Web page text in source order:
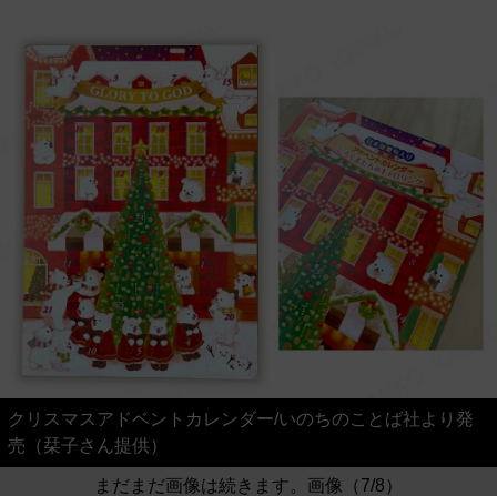
クリスマスアドベントカレンダー/いのちのことば社より発
売（栞子さん提供）
まだまだ画像は続きます。画像（7/8）